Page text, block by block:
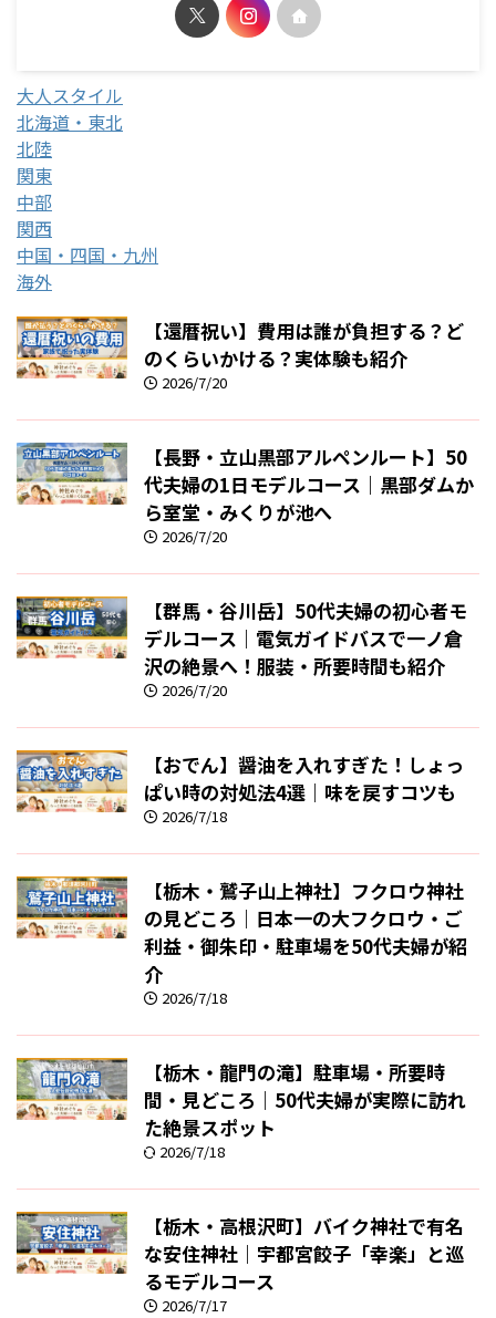
大人スタイル
北海道・東北
北陸
関東
中部
関西
中国・四国・九州
海外
【還暦祝い】費用は誰が負担する？ど
のくらいかける？実体験も紹介
2026/7/20
【長野・立山黒部アルペンルート】50
代夫婦の1日モデルコース｜黒部ダムか
ら室堂・みくりが池へ
2026/7/20
【群馬・谷川岳】50代夫婦の初心者モ
デルコース｜電気ガイドバスで一ノ倉
沢の絶景へ！服装・所要時間も紹介
2026/7/20
【おでん】醤油を入れすぎた！しょっ
ぱい時の対処法4選｜味を戻すコツも
2026/7/18
【栃木・鷲子山上神社】フクロウ神社
の見どころ｜日本一の大フクロウ・ご
利益・御朱印・駐車場を50代夫婦が紹
介
2026/7/18
【栃木・龍門の滝】駐車場・所要時
間・見どころ｜50代夫婦が実際に訪れ
た絶景スポット
2026/7/18
【栃木・高根沢町】バイク神社で有名
な安住神社｜宇都宮餃子「幸楽」と巡
るモデルコース
2026/7/17